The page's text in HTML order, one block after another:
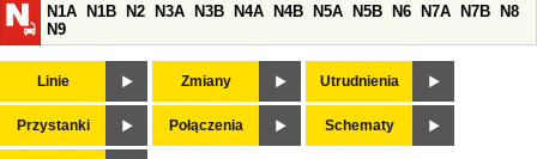
N1A
N1B N2 N3A N3B N4A N4B N5A N5B N6 N7A N7B
N8
N9
Linie Zmiany Utrudnienia
Przystanki Połączenia Schematy